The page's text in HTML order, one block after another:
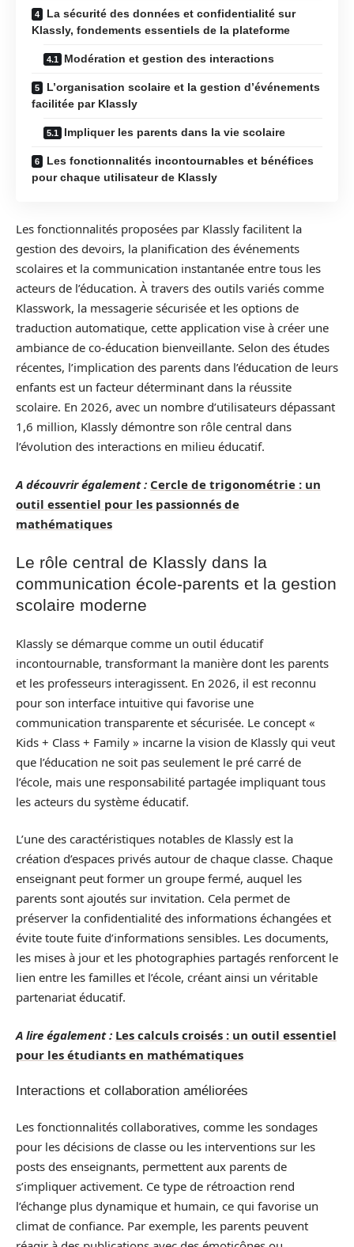
La sécurité des données et confidentialité sur
Klassly, fondements essentiels de la plateforme
Modération et gestion des interactions
L’organisation scolaire et la gestion d’événements
facilitée par Klassly
Impliquer les parents dans la vie scolaire
Les fonctionnalités incontournables et bénéfices
pour chaque utilisateur de Klassly
Les fonctionnalités proposées par Klassly facilitent la
gestion des devoirs, la planification des événements
scolaires et la communication instantanée entre tous les
acteurs de l’éducation. À travers des outils variés comme
Klasswork, la messagerie sécurisée et les options de
traduction automatique, cette application vise à créer une
ambiance de co-éducation bienveillante. Selon des études
récentes, l’implication des parents dans l’éducation de leurs
enfants est un facteur déterminant dans la réussite
scolaire. En 2026, avec un nombre d’utilisateurs dépassant
1,6 million, Klassly démontre son rôle central dans
l’évolution des interactions en milieu éducatif.
A découvrir également : Cercle de trigonométrie : un
outil essentiel pour les passionnés de
mathématiques
Le rôle central de Klassly dans la
communication école-parents et la gestion
scolaire moderne
Klassly se démarque comme un outil éducatif
incontournable, transformant la manière dont les parents
et les professeurs interagissent. En 2026, il est reconnu
pour son interface intuitive qui favorise une
communication transparente et sécurisée. Le concept «
Kids + Class + Family » incarne la vision de Klassly qui veut
que l’éducation ne soit pas seulement le pré carré de
l’école, mais une responsabilité partagée impliquant tous
les acteurs du système éducatif.
L’une des caractéristiques notables de Klassly est la
création d’espaces privés autour de chaque classe. Chaque
enseignant peut former un groupe fermé, auquel les
parents sont ajoutés sur invitation. Cela permet de
préserver la confidentialité des informations échangées et
évite toute fuite d’informations sensibles. Les documents,
les mises à jour et les photographies partagés renforcent le
lien entre les familles et l’école, créant ainsi un véritable
partenariat éducatif.
A lire également : Les calculs croisés : un outil essentiel
pour les étudiants en mathématiques
Interactions et collaboration améliorées
Les fonctionnalités collaboratives, comme les sondages
pour les décisions de classe ou les interventions sur les
posts des enseignants, permettent aux parents de
s’impliquer activement. Ce type de rétroaction rend
l’échange plus dynamique et humain, ce qui favorise un
climat de confiance. Par exemple, les parents peuvent